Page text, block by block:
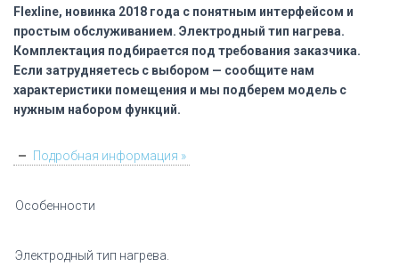
Flexline, новинка 2018 года с понятным интерфейсом и
простым обслуживанием. Электродный тип нагрева.
Комплектация подбирается под требования заказчика.
Если затрудняетесь с выбором — сообщите нам
характеристики помещения и мы подберем модель с
нужным набором функций.
Подробная информация »
Особенности
Электродный тип нагрева.